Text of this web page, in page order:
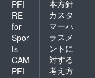
PFI
RE
for
Spor
ts
CAM
PFI
本方針
カスタ
マーハ
ラスメ
ントに
対する
考え方